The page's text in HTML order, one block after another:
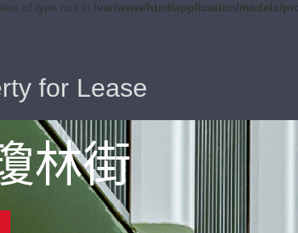
of type null in /var/www/html/application/models/
for Lease
林街